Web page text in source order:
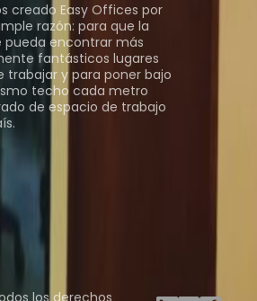
creado Easy Offices por
razón: para que la
pueda encontrar más
fantásticos lugares
trabajar y para poner bajo
techo cada metro
de espacio de trabajo
espacios